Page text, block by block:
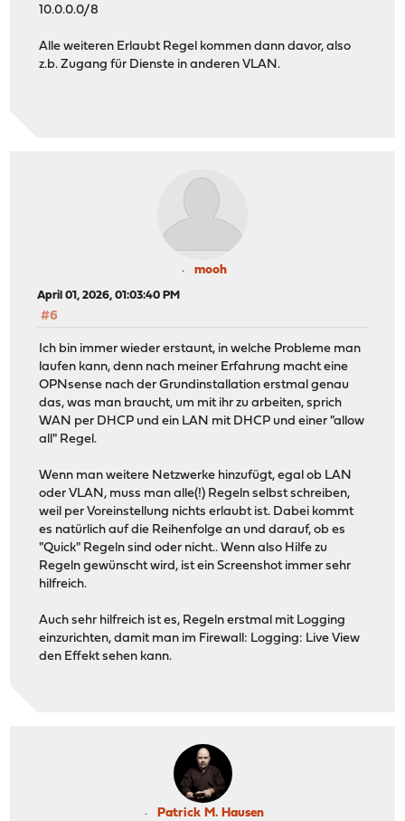
10.0.0.0/8
Alle weiteren Erlaubt Regel kommen dann davor, also
z.b. Zugang für Dienste in anderen VLAN.
mooh
April 01, 2026, 01:03:40 PM
#6
Ich bin immer wieder erstaunt, in welche Probleme man
laufen kann, denn nach meiner Erfahrung macht eine
OPNsense nach der Grundinstallation erstmal genau
das, was man braucht, um mit ihr zu arbeiten, sprich
WAN per DHCP und ein LAN mit DHCP und einer "allow
all" Regel.
Wenn man weitere Netzwerke hinzufügt, egal ob LAN
oder VLAN, muss man alle(!) Regeln selbst schreiben,
weil per Voreinstellung nichts erlaubt ist. Dabei kommt
es natürlich auf die Reihenfolge an und darauf, ob es
"Quick" Regeln sind oder nicht.. Wenn also Hilfe zu
Regeln gewünscht wird, ist ein Screenshot immer sehr
hilfreich.
Auch sehr hilfreich ist es, Regeln erstmal mit Logging
einzurichten, damit man im Firewall: Logging: Live View
den Effekt sehen kann.
Patrick M. Hausen